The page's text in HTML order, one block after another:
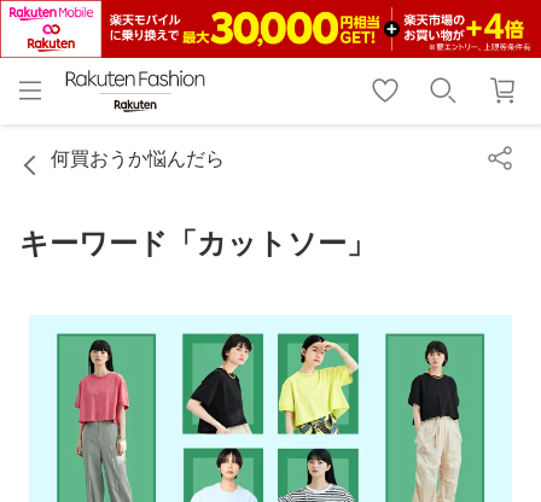
menu home
トップ
shopping_cart lock_outline
ログイン
何買おうか悩んだら
キーワード「カットソー」